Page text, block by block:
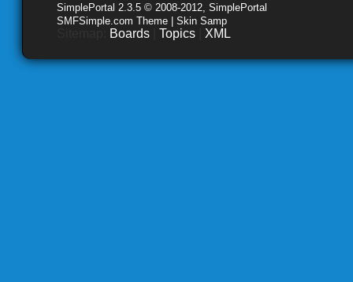
SimplePortal 2.3.5 © 2008-2012, SimplePortal
SMFSimple.com Theme | Skin Samp
Boards Topics XML